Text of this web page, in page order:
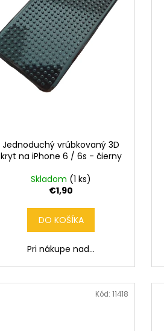
Jednoduchý vrúbkovaný 3D
kryt na iPhone 6 / 6s - čierny
Skladom (1 ks)
€1,90
DO KOŠÍKA
Pri nákupe nad...
Kód:11418